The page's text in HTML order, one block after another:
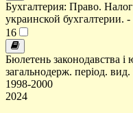
Бухгалтерия: Право.
украинской бухгалтерии.
16
Бюлетень законодавства
загальнодерж. період.
1998-2000
2024